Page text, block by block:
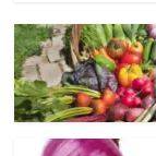
c
e
b
o
itt
er